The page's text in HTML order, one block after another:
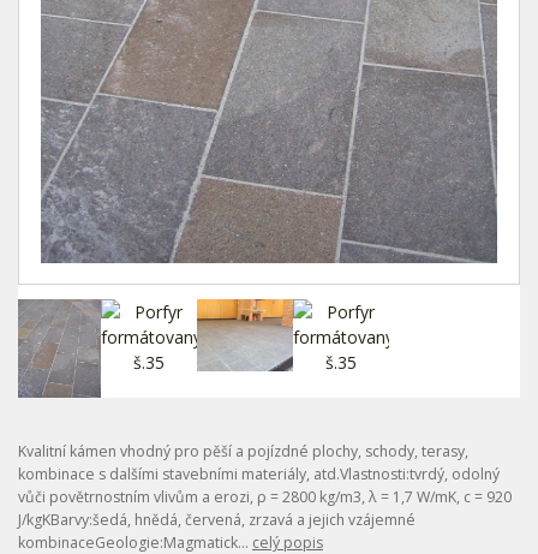
Kvalitní kámen vhodný pro pěší a pojízdné plochy, schody, terasy,
kombinace s dalšími stavebními materiály, atd.Vlastnosti:tvrdý, odolný
vůči povětrnostním vlivům a erozi, ρ = 2800 kg/m3, λ = 1,7 W/mK, c = 920
J/kgKBarvy:šedá, hnědá, červená, zrzavá a jejich vzájemné
kombinaceGeologie:Magmatick... celý popis